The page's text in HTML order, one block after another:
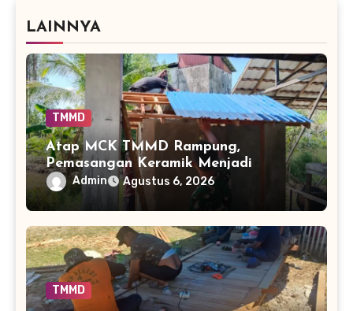
LAINNYA
TMMD
Atap MCK TMMD Rampung,
Pemasangan Keramik Menjadi
Sentuhan Akhir Fasilitas Sanitasi di
Tamban Bangun
Admin Agustus 6, 2026
TMMD